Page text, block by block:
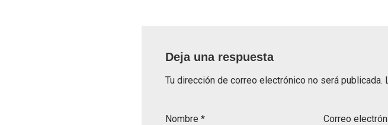
Deja una respuesta
Tu dirección de correo electrónico no será publicada.
Nombre * Correo